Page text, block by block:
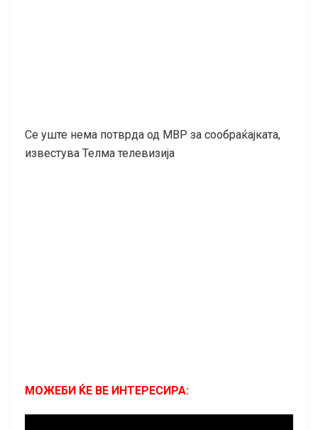
Се уште нема потврда од МВР за сообраќајката,
известува Телма телевизија
МОЖЕБИ ЌЕ ВЕ ИНТЕРЕСИРА: